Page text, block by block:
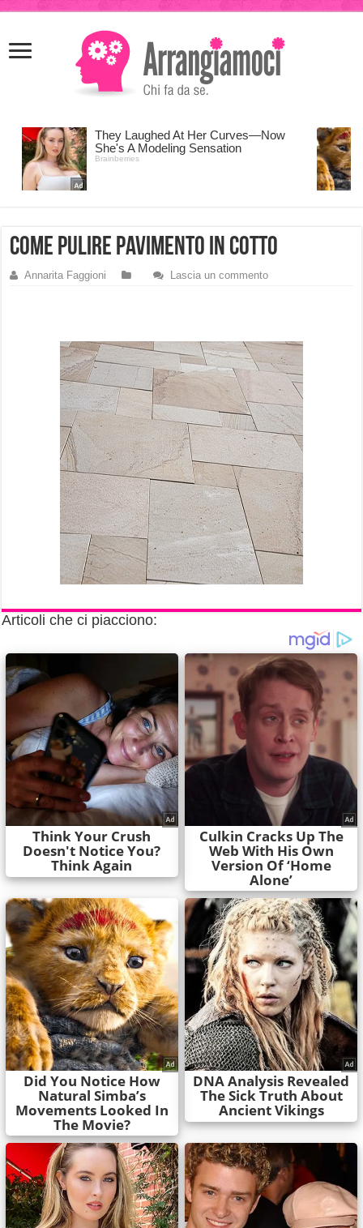
giriş
kingroyal
come pulire pavimento in cotto
Annarita Faggioni Lascia un commento
Articoli che ci piacciono: